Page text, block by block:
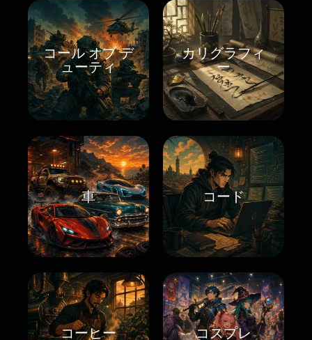
コール オブ デ
ューティ
カリグラフィ
ー
車 コード
コーヒー コスプレ